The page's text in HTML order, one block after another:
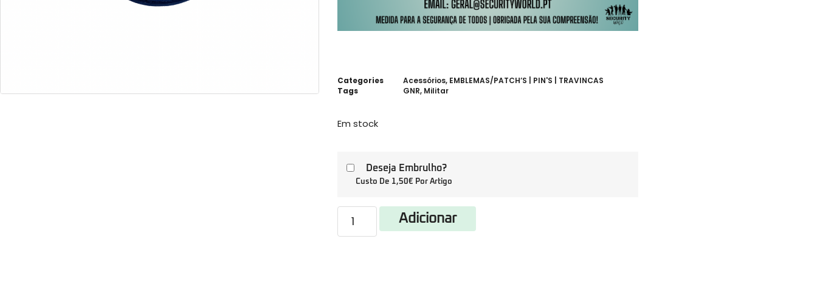
Categories Acessórios, EMBLEMAS/PATCH’S | PIN'S | TRAVINCAS
Tags
GNR, Militar
Em stock
Deseja Embrulho?
Custo De 1,50€ Por Artigo
Adicionar